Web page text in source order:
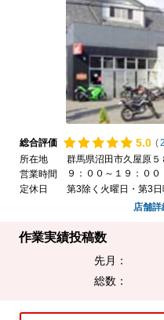
総合評価 5.0 (
所在地
群馬県沼田市久屋原５
営業時間
９：００～１９：００
定休日
第3除く火曜日・第3
店舗詳
作業実績投稿数
先月：
総数：